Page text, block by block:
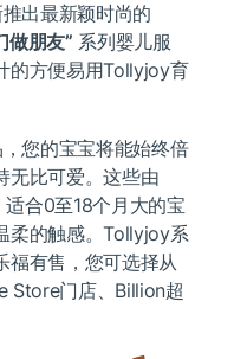
出最新颖时尚的
做朋友” 系列婴儿服
的方便易用Tollyjoy育
您的宝宝将能始终倍
无比可爱。这些由
合0至18个月大的宝
柔的触感。Tollyjoy系
福有售，您可选择从
Store门店、Billion超